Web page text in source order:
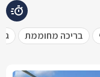
בריכה מחוממת